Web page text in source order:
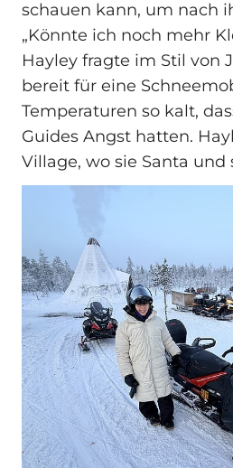
schauen kann, um nach
„Könnte ich noch mehr
Hayley fragte im Stil von
bereit für eine
Temperaturen so kalt,
Guides Angst hatten.
Village, wo sie Santa und